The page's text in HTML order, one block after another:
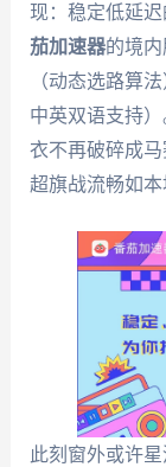
现：稳定低延
茄加速器的境
（动态选路算
中英双语支持
衣不再破碎成马
超旗战流畅如本
此刻窗外或许